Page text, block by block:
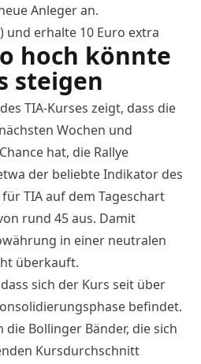
Anleger an.
und erhalte 10 Euro extra
hoch könnte
steigen
TIA-Kurses zeigt, dass die
Wochen und
hat, die Rallye
der beliebte Indikator des
TIA auf dem Tageschart
rund 45 aus. Damit
in einer neutralen
überkauft.
sich der Kurs seit über
befindet.
Bollinger Bänder, die sich
Kursdurchschnitt